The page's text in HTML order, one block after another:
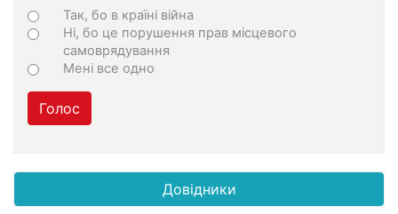
Choices
Так, бо в країні війна
Ні, бо це порушення прав місцевого
самоврядування
Мені все одно
Голос
Довідники